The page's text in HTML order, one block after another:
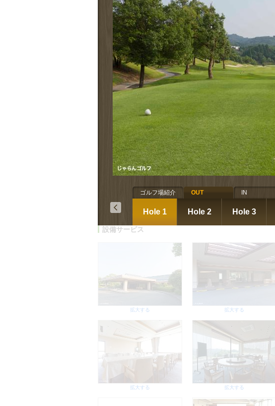
ゴルフ場紹介 OUT IN
Hole 1 Hole 2 Hole 3
拡大する 拡大する
拡大する 拡大する
拡大する 拡大する
設備サービス
拡大する 拡大する
拡大する 拡大する